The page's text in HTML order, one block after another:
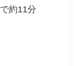
約11分